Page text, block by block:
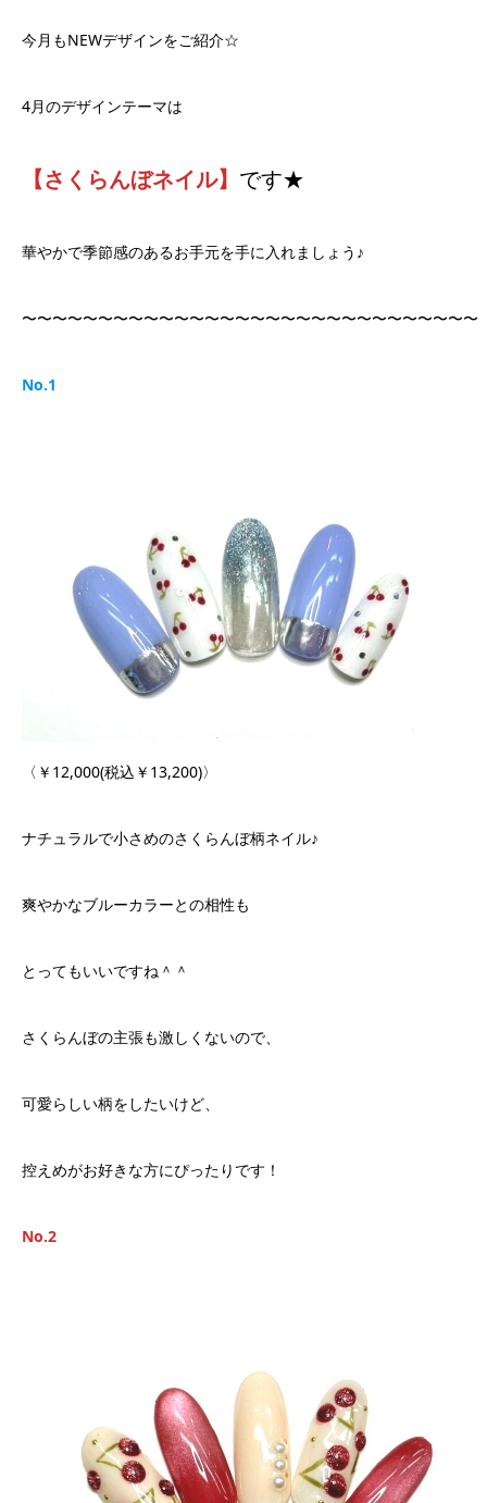
今月もNEWデザインをご紹介☆
4月のデザインテーマは
【さくらんぼネイル】 です★
華やかで季節感のあるお手元を手に入れましょう♪
〜〜〜〜〜〜〜〜〜〜〜〜〜〜〜〜〜〜〜〜〜〜〜〜〜〜〜〜〜〜
No.1
〈￥12,000(税込￥13,200)〉
ナチュラルで小さめのさくらんぼ柄ネイル♪
爽やかなブルーカラーとの相性も
とってもいいですね＾＾
さくらんぼの主張も激しくないので、
可愛らしい柄をしたいけど、
控えめがお好きな方にぴったりです！
No.2